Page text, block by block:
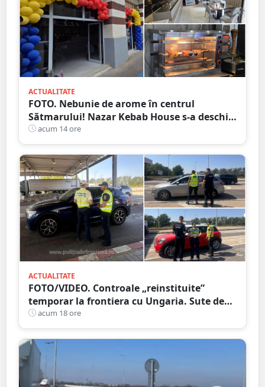
ACTUALITATE
FOTO. Nebunie de arome în centrul
Sătmarului! Nazar Kebab House s-a deschis
cu șaorma la 20 de lei, azi și mâine
acum 14 ore
ACTUALITATE
FOTO/VIDEO. Controale „reinstituite”
temporar la frontiera cu Ungaria. Sute de
persoane și mașini, verificate în județul
Satu Mare
acum 18 ore